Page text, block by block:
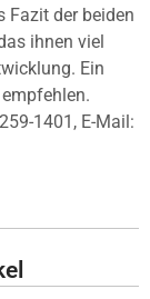
Fazit der beiden
ihnen viel
Ein
1401, E-Mail: